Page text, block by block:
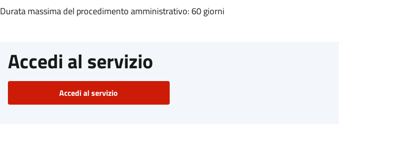
Durata massima del procedimento amministrativo: 60 giorni
Accedi al servizio
Accedi al servizio